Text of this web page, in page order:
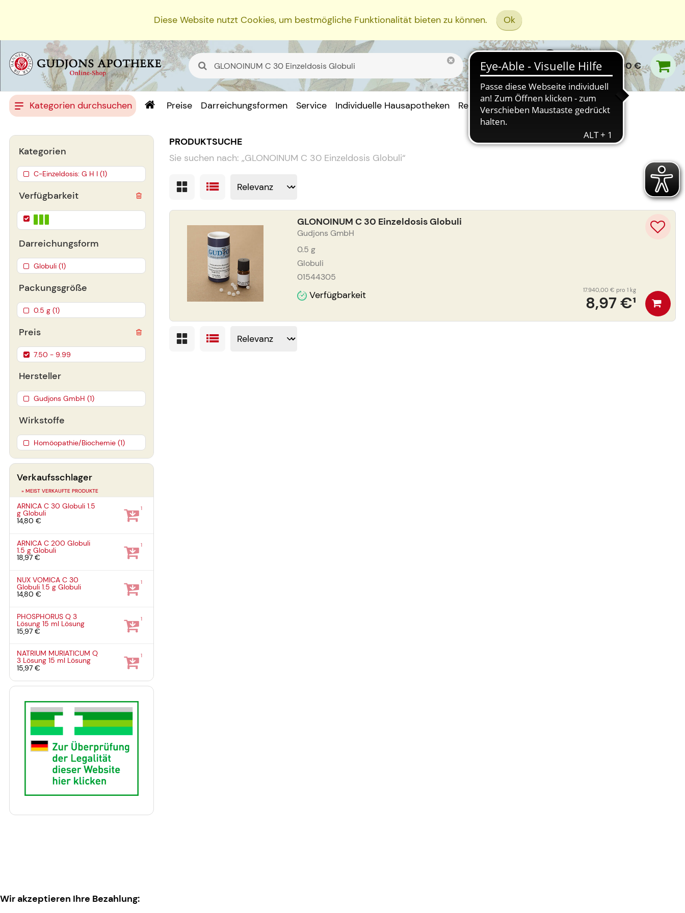
Diese Website nutzt Cookies, um bestmögliche Funktionalität bieten zu können. Ok
0,00 €
Kategorien durchsuchen Preise Darreichungsformen Service Individuelle Hausapotheken Rezept Einreichen
PRODUKTSUCHE
Sie suchen nach: „GLONOINUM C 30 Einzeldosis Globuli“
GLONOINUM C 30 Einzeldosis Globuli
Gudjons GmbH
0.5 g
Globuli
01544305
Verfügbarkeit 8,97 €¹
17.940,00 € pro 1 kg
Verfügbarkeit
Darreichungsform
Globuli (1)
Packungsgröße
0.5 g (1)
Preis
7.50 - 9.99
Hersteller
Gudjons GmbH (1)
Wirkstoffe
Homöopathie/Biochemie (1)
Kategorien
C-Einzeldosis: G H I (1)
Verkaufsschlager
» MEIST VERKAUFTE PRODUKTE
ARNICA C 30 Globuli1.5
gGlobuli
14,80 €
1
ARNICA C 200 Globuli
1.5 gGlobuli
18,97 €
1
NUX VOMICA C 30
Globuli1.5 gGlobuli
14,80 €
1
PHOSPHORUS Q 3
Lösung15 ml Lösung
15,97 €
1
NATRIUM MURIATICUM Q
3 Lösung15 ml Lösung
15,97 €
1
Wir akzeptieren Ihre Bezahlung: